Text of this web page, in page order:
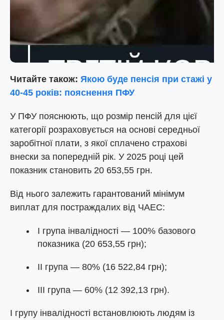
Читайте також: Якою буде пенсія при стажі у
40-45 років: пояснення ПФУ
У ПФУ пояснюють, що розмір пенсій для цієї
категорії розраховується на основі середньої
заробітної плати, з якої сплачено страхові
внески за попередній рік. У 2025 році цей
показник становить 20 653,55 грн.
Від нього залежить гарантований мінімум
виплат для постраждалих від ЧАЕС:
І група інвалідності — 100% базового
показника (20 653,55 грн);
ІІ група — 80% (16 522,84 грн);
ІІІ група — 60% (12 392,13 грн).
І групу інвалідності встановлюють людям із